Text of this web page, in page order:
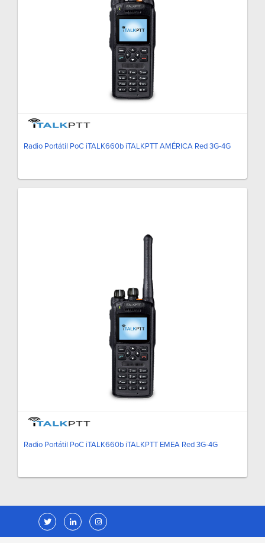
Radio Portátil PoC iTALK660b iTALKPTT AMÉRICA Red 3G-4G
Radio Portátil PoC iTALK660b iTALKPTT EMEA Red 3G-4G